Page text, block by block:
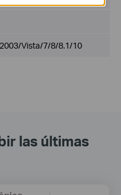
Vista/7/8/8.1/10
las últimas